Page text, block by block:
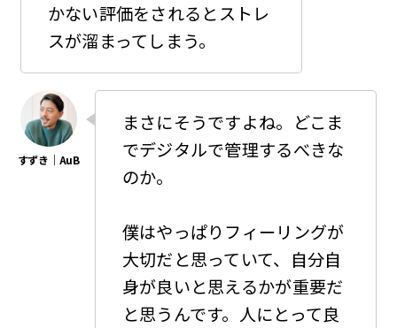
かない評価をされるとストレ
スが溜まってしまう。
まさにそうですよね。どこま
でデジタルで管理するべきな
のか。
僕はやっぱりフィーリングが
大切だと思っていて、自分自
身が良いと思えるかが重要だ
と思うんです。人にとって良